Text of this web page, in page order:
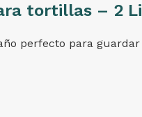
tortillas – 2
perfecto para